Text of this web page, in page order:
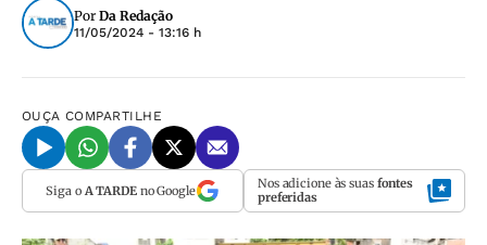
Por Da Redação
11/05/2024 - 13:16 h
OUÇA COMPARTILHE
Siga o A TARDEno Google Nos adicione às suas fontes
preferidas